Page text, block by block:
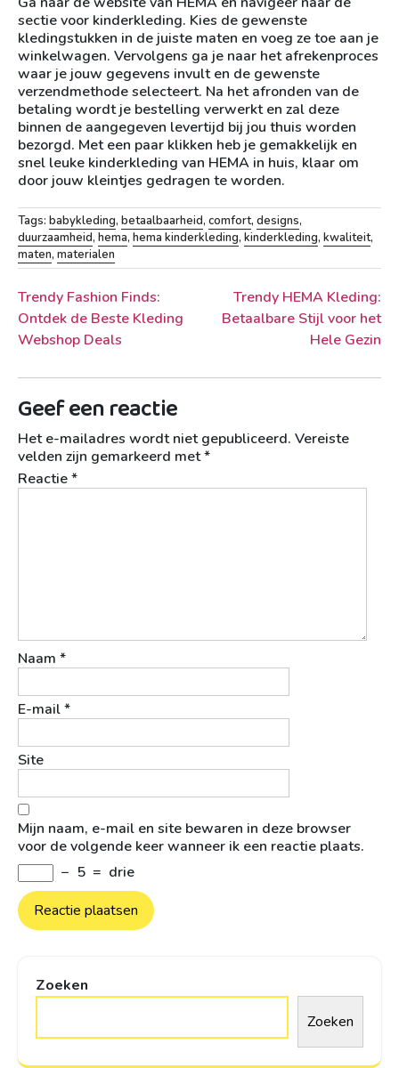
sectie voor kinderkleding. Kies de gewenste
kledingstukken in de juiste maten en voeg ze toe aan je
winkelwagen. Vervolgens ga je naar het afrekenproces
waar je jouw gegevens invult en de gewenste
verzendmethode selecteert. Na het afronden van de
betaling wordt je bestelling verwerkt en zal deze
binnen de aangegeven levertijd bij jou thuis worden
bezorgd. Met een paar klikken heb je gemakkelijk en
snel leuke kinderkleding van HEMA in huis, klaar om
door jouw kleintjes gedragen te worden.
Tags: babykleding, betaalbaarheid, comfort, designs,
duurzaamheid, hema, hema kinderkleding, kinderkleding, kwaliteit,
maten, materialen
Berichtnavigatie
Trendy Fashion Finds:
Ontdek de Beste Kleding
Webshop Deals
Trendy HEMA Kleding:
Betaalbare Stijl voor het
Hele Gezin
Geef een reactie
Het e-mailadres wordt niet gepubliceerd. Vereiste
velden zijn gemarkeerd met*
Reactie*
Naam *
E-mail*
Site
Mijn naam, e-mail en site bewaren in deze browser
voor de volgende keer wanneer ik een reactie plaats.
− 5 = drie
Zoeken
Zoeken